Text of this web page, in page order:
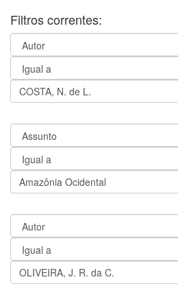
Filtros correntes: